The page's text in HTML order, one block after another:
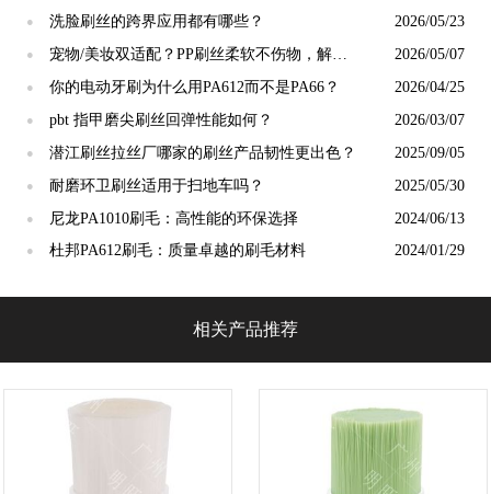
● 洗脸刷丝的跨界应用都有哪些？ 2026/05/23
●
宠物/美妆双适配？PP刷丝柔软不伤物，解锁
小众应用新场景
2026/05/07
● 你的电动牙刷为什么用PA612而不是PA66？ 2026/04/25
● pbt 指甲磨尖刷丝回弹性能如何？ 2026/03/07
● 潜江刷丝拉丝厂哪家的刷丝产品韧性更出色？ 2025/09/05
● 耐磨环卫刷丝适用于扫地车吗？ 2025/05/30
● 尼龙PA1010刷毛：高性能的环保选择 2024/06/13
● 杜邦PA612刷毛：质量卓越的刷毛材料 2024/01/29
相关产品推荐